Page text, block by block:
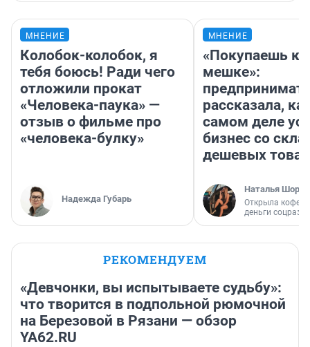
МНЕНИЕ
Колобок-колобок, я
тебя боюсь! Ради чего
отложили прокат
«Человека-паука» —
отзыв о фильме про
«человека-булку»
Надежда Губарь
МНЕНИЕ
«Покупаешь
мешке»:
рассказала,
самом деле
бизнес со
дешевых
Наталья
Открыла
деньги
РЕКОМЕНДУЕМ
«Девчонки, вы испытываете судьбу»:
что творится в подпольной рюмочной
на Березовой в Рязани — обзор
YA62.RU